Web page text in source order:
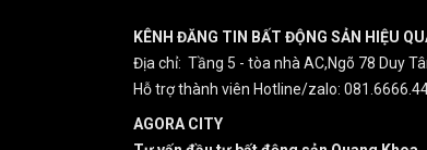
KÊNH ĐĂNG TIN BẤT ĐỘNG SẢN HIỆU
Địa chỉ: Tầng 5 - tòa nhà AC,Ngõ 78 Duy
Hỗ trợ thành viên Hotline/zalo:
AGORA CITY